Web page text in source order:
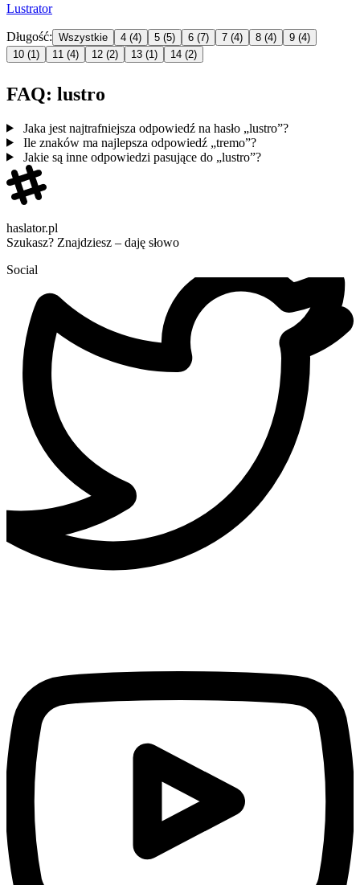
Lustrator
Długość: Wszystkie 4 (4) 5 (5) 6 (7) 7 (4) 8 (4) 9 (4)
10 (1) 11 (4) 12 (2) 13 (1) 14 (2)
FAQ: lustro
Jaka jest najtrafniejsza odpowiedź na hasło „lustro”?
Ile znaków ma najlepsza odpowiedź „tremo”?
Jakie są inne odpowiedzi pasujące do „lustro”?
haslator.pl
Szukasz? Znajdziesz – daję słowo
Social